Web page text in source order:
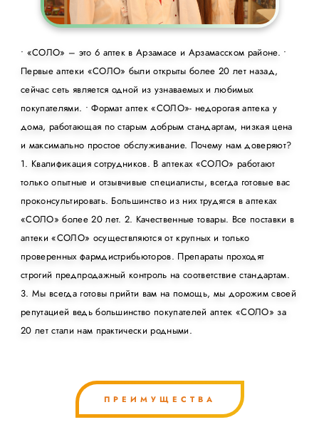
• «СОЛО» – это 6 аптек в Арзамасе и Арзамасском районе. •
Первые аптеки «СОЛО» были открыты более 20 лет назад,
сейчас сеть является одной из узнаваемых и любимых
покупателями. • Формат аптек «СОЛО»- недорогая аптека у
дома, работающая по старым добрым стандартам, низкая цена
и максимально простое обслуживание. Почему нам доверяют?
1. Квалификация сотрудников. В аптеках «СОЛО» работают
только опытные и отзывчивые специалисты, всегда готовые вас
проконсультировать. Большинство из них трудятся в аптеках
«СОЛО» более 20 лет. 2. Качественные товары. Все поставки в
аптеки «СОЛО» осуществляются от крупных и только
проверенных фармдистрибьюторов. Препараты проходят
строгий предпродажный контроль на соответствие стандартам.
3. Мы всегда готовы прийти вам на помощь, мы дорожим своей
репутацией ведь большинство покупателей аптек «СОЛО» за
20 лет стали нам практически родными.
ПРЕИМУЩЕСТВА